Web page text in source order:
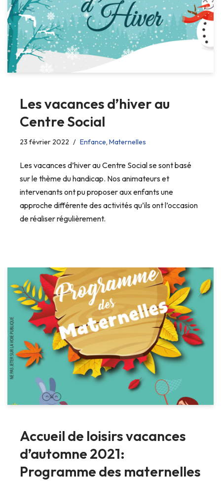
Les vacances d’hiver au
Centre Social
23 février 2022 Enfance, Maternelles
Les vacances d’hiver au Centre Social se sont basé
sur le thème du handicap. Nos animateurs et
intervenants ont pu proposer aux enfants une
approche différente des activités qu’ils ont l’occasion
de réaliser régulièrement.
Accueil de loisirs vacances
d’automne 2021:
Programme des maternelles